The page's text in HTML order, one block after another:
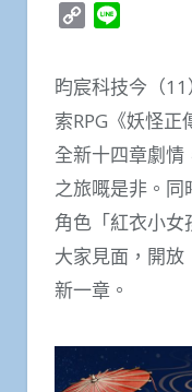
Copy
昀宸科技今（
索RPG《妖怪
全新十四章劇情
之旅嘅是非。
角色「紅衣小女
大家見面，開放
新一章。